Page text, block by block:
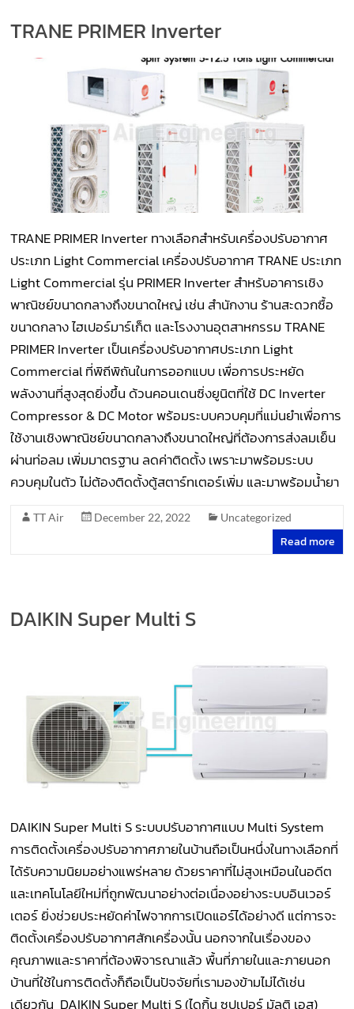
TRANE PRIMER Inverter
TRANE PRIMER Inverter ทางเลือกสำหรับเครื่องปรับอากาศ
ประเภท Light Commercial เครื่องปรับอากาศ TRANE ประเภท
Light Commercial รุ่น PRIMER Inverter สำหรับอาคารเชิง
พาณิชย์ขนาดกลางถึงขนาดใหญ่ เช่น สำนักงาน ร้านสะดวกซื้อ
ขนาดกลาง ไฮเปอร์มาร์เก็ต และโรงงานอุตสาหกรรม TRANE
PRIMER Inverter เป็นเครื่องปรับอากาศประเภท Light
Commercial ที่พิถีพิถันในการออกแบบ เพื่อการประหยัด
พลังงานที่สูงสุดยิ่งขึ้น ด้วนคอนเดนซิ่งยูนิตที่ใช้ DC Inverter
Compressor & DC Motor พร้อมระบบควบคุมที่แม่นยำเพื่อการ
ใช้งานเชิงพาณิชย์ขนาดกลางถึงขนาดใหญ่ที่ต้องการส่งลมเย็น
ผ่านท่อลม เพิ่มมาตรฐาน ลดค่าติดตั้ง เพราะมาพร้อมระบบ
ควบคุมในตัว ไม่ต้องติดตั้งตู้สตาร์ทเตอร์เพิ่ม และมาพร้อมน้ำยา
TT Air December 22, 2022 Uncategorized
Read more
DAIKIN Super Multi S
DAIKIN Super Multi S ระบบปรับอากาศแบบ Multi System
การติดตั้งเครื่องปรับอากาศภายในบ้านถือเป็นหนึ่งในทางเลือกที่
ได้รับความนิยมอย่างแพร่หลาย ด้วยราคาที่ไม่สูงเหมือนในอดีต
และเทคโนโลยีใหม่ที่ถูกพัฒนาอย่างต่อเนื่องอย่างระบบอินเวอร์
เตอร์ ยิ่งช่วยประหยัดค่าไฟจากการเปิดแอร์ได้อย่างดี แต่การจะ
ติดตั้งเครื่องปรับอากาศสักเครื่องนั้น นอกจากในเรื่องของ
คุณภาพและราคาที่ต้องพิจารณาแล้ว พื้นที่ภายในและภายนอก
บ้านที่ใช้ในการติดตั้งก็ถือเป็นปัจจัยที่เรามองข้ามไม่ได้เช่น
เดียวกัน DAIKIN Super Multi S (ไดกิ้น ซุปเปอร์ มัลติ เอส)